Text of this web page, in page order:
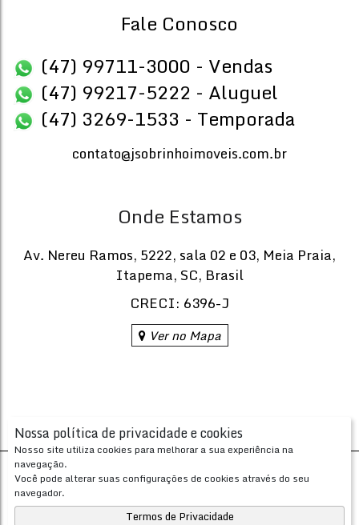
Nossa política de privacidade e cookies
Nosso site utiliza cookies para melhorar a sua experiência na
navegação.
Você pode alterar suas configurações de cookies através do seu
navegador.
Termos de Privacidade
Fale Conosco
(47) 99711-3000 - Vendas
(47) 99217-5222 - Aluguel
(47) 3269-1533 - Temporada
contato@jsobrinhoimoveis.com.br
Onde Estamos
Av. Nereu Ramos, 5222, sala 02 e 03, Meia Praia,
Itapema, SC, Brasil
CRECI: 6396-J
Ver no Mapa
Apresenta.me ~ Plataforma Imobiliária